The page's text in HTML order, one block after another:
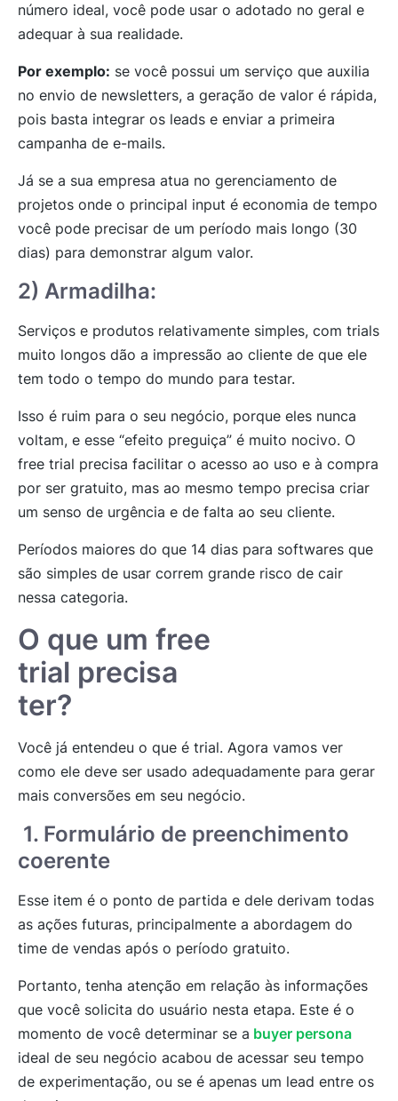
número ideal, você pode usar o adotado no geral e
adequar à sua realidade.
Por exemplo: se você possui um serviço que auxilia
no envio de newsletters, a geração de valor é rápida,
pois basta integrar os leads e enviar a primeira
campanha de e-mails.
Já se a sua empresa atua no gerenciamento de
projetos onde o principal input é economia de tempo
você pode precisar de um período mais longo (30
dias) para demonstrar algum valor.
2) Armadilha:
Serviços e produtos relativamente simples, com trials
muito longos dão a impressão ao cliente de que ele
tem todo o tempo do mundo para testar.
Isso é ruim para o seu negócio, porque eles nunca
voltam, e esse “efeito preguiça” é muito nocivo. O
free trial precisa facilitar o acesso ao uso e à compra
por ser gratuito, mas ao mesmo tempo precisa criar
um senso de urgência e de falta ao seu cliente.
Períodos maiores do que 14 dias para softwares que
são simples de usar correm grande risco de cair
nessa categoria.
O que um free
trial precisa
ter?
Você já entendeu o que é trial. Agora vamos ver
como ele deve ser usado adequadamente para gerar
mais conversões em seu negócio.
1. Formulário de preenchimento
coerente
Esse item é o ponto de partida e dele derivam todas
as ações futuras, principalmente a abordagem do
time de vendas após o período gratuito.
Portanto, tenha atenção em relação às informações
que você solicita do usuário nesta etapa. Este é o
momento de você determinar se a buyer persona
ideal de seu negócio acabou de acessar seu tempo
de experimentação, ou se é apenas um lead entre os